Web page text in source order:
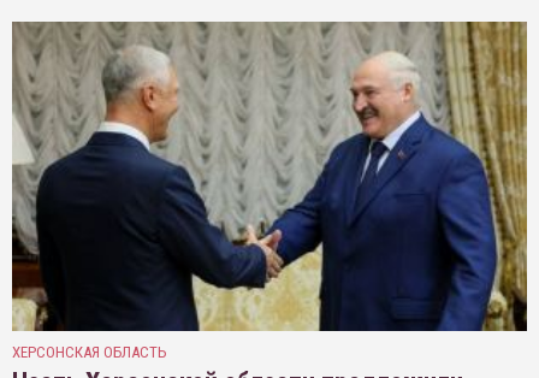
ХЕРСОНСКАЯ ОБЛАСТЬ